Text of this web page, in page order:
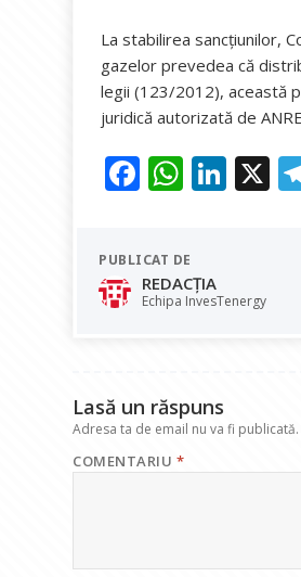
La stabilirea sancţiunilor,
gazelor prevedea că
legii (123/2012), această
juridică autorizată de
F
e
b
o
W
at
s
A
Li
dI
X
PUBLICAT DE
REDACȚIA
Echipa InvesTenergy
Lasă un răspuns
Adresa ta de email nu va fi publicată.
COMENTARIU *